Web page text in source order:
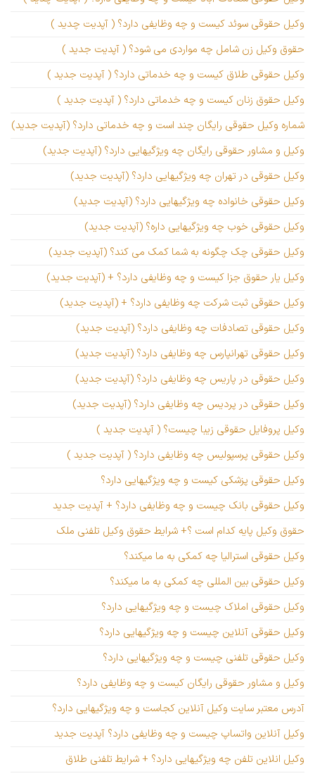
وکیل حقوقی سوئد کیست و چه وظایفی دارد؟ ( آپدیت چدید )
حقوق وکیل زن شامل چه مواردی می شود؟ ( آپدیت جدید )
وکیل حقوقی طلاق کیست و چه خدماتی دارد؟ ( آپدیت جدید )
وکیل حقوق زنان کیست و چه خدماتی دارد؟ ( آپدیت جدید )
شماره وکیل حقوقی رایگان چند است و چه خدماتی دارد؟ (آپدیت جدید)
وکیل و مشاور حقوقی رایگان چه ویژگیهایی دارد؟ (آپدیت جدید)
وکیل حقوقی در تهران چه ویژگیهایی دارد؟ (آپدیت جدید)
وکیل حقوقی خانواده چه ویژگیهایی دارد؟ (آپدیت جدید)
وکیل حقوقی خوب چه ویژگیهایی داره؟ (آپدیت جدید)
وکیل حقوقی چک چگونه به شما کمک می کند؟ (آپدیت جدید)
وکیل یار حقوق جزا کیست و چه وظایفی دارد؟ + (آپدیت جدید)
وکیل حقوقی ثبت شرکت چه وظایفی دارد؟ + (آپدیت جدید)
وکیل حقوقی تصادفات چه وظایفی دارد؟ (آپدیت جدید)
وکیل حقوقی تهرانپارس چه وظایفی دارد؟ (آپدیت جدید)
وکیل حقوقی در پاریس چه وظایفی دارد؟ (آپدیت جدید)
وکیل حقوقی در پردیس چه وظایفی دارد؟ (آپدیت جدید)
وکیل پروفایل حقوقی زیبا چیست؟ ( آپدیت جدید )
وکیل حقوقی پرسپولیس چه وظایفی دارد؟ ( آپدیت جدید )
وکیل حقوقی پزشکی کیست و چه ویژگیهایی دارد؟
وکیل حقوقی بانک چیست و چه وظایفی دارد؟ + آپدیت جدید
حقوق وکیل پایه کدام است ؟+ شرایط حقوق وکیل تلفنی ملک
وکیل حقوقی استرالیا چه کمکی به ما میکند؟
وکیل حقوقی بین المللی چه کمکی به ما میکند؟
وکیل حقوقی املاک چیست و چه ویژگیهایی دارد؟
وکیل حقوقی آنلاین چیست و چه ویژگیهایی دارد؟
وکیل حقوقی تلفنی چیست و چه ویژگیهایی دارد؟
وکیل و مشاور حقوقی رایگان کیست و چه وظایفی دارد؟
آدرس معتبر سایت وکیل آنلاین کجاست و چه ویژگیهایی دارد؟
وکیل آنلاین واتساپ چیست و چه وظایفی دارد؟ آپدیت جدید
وکیل انلاین تلفن چه ویژگیهایی دارد؟ + شرایط تلفنی طلاق